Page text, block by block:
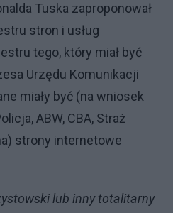
Tuska zaproponował
stron i usług
tego, który miał być
Urzędu Komunikacji
miały być (na wniosek
ABW, CBA, Straż
strony internetowe
lub inny totalitarny